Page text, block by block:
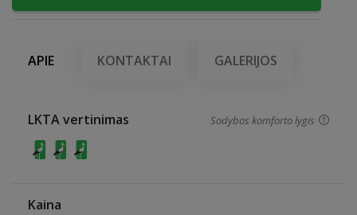
APIE KONTAKTAI GALERIJOS
LKTA vertinimas Sodybos komforto lygis
Kaina